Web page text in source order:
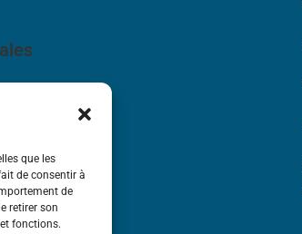
que les
de consentir à
de
retirer son
fonctions.